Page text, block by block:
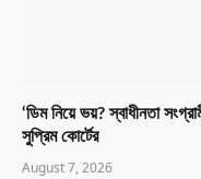
‘ডিম নিয়ে ভয়? স্বাধীনতা
সুপ্রিম কোর্টের
August 7, 2026